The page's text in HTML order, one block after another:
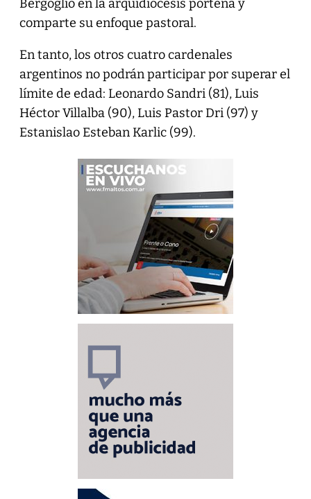
Bergoglio en la arquidiócesis porteña y
comparte su enfoque pastoral.
En tanto, los otros cuatro cardenales
argentinos no podrán participar por superar el
límite de edad: Leonardo Sandri (81), Luis
Héctor Villalba (90), Luis Pastor Dri (97) y
Estanislao Esteban Karlic (99).